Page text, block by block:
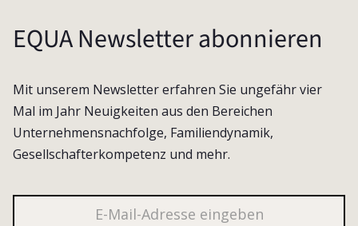
EQUA Newsletter abonnieren
Mit unserem Newsletter erfahren Sie ungefähr vier
Mal im Jahr Neuigkeiten aus den Bereichen
Unternehmensnachfolge, Familiendynamik,
Gesellschafterkompetenz und mehr.